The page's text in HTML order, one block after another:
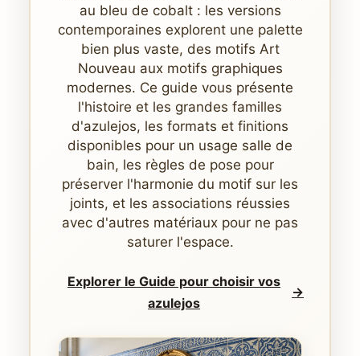
au bleu de cobalt : les versions
contemporaines explorent une palette
bien plus vaste, des motifs Art
Nouveau aux motifs graphiques
modernes. Ce guide vous présente
l'histoire et les grandes familles
d'azulejos, les formats et finitions
disponibles pour un usage salle de
bain, les règles de pose pour
préserver l'harmonie du motif sur les
joints, et les associations réussies
avec d'autres matériaux pour ne pas
saturer l'espace.
Explorer le Guide pour choisir vos
azulejos
→